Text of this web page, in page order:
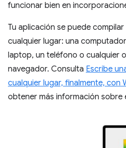
funcionar bien en
Tu aplicación se puede
cualquier lugar: una
laptop, un teléfono o cualquier
navegador. Consulta Escribe
cualquier lugar, finalmente, con
obtener más información sobre